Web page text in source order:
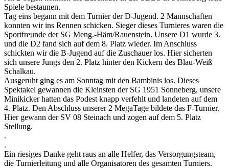
Spiele bestaunen.
Tag eins begann mit dem Turnier der D-Jugend. 2 Mannschaften
konnten wir ins Rennen schicken. Sieger dieses Turnieres waren die
Sportfreunde der SG Meng.-Häm/Rauenstein. Unsere D1 wurde 3.
und die D2 fand sich auf dem 8. Platz wieder. Im Anschluss
schickten wir die B-Jugend auf die Zuschauer los. Hier sicherten
sich unsere Jungs den 2. Platz hinter den Kickern des Blau-Weiß
Schalkau.
Ausgeruht ging es am Sonntag mit den Bambinis los. Dieses
Spektakel gewannen die Kleinsten der SG 1951 Sonneberg, unsere
Minikicker hatten das Podest knapp verfehlt und landeten auf dem
4. Platz. Den Abschluss unserer 2 MegaTage bildete das F-Turnier.
Hier gewann der SV 08 Steinach und zogen auf dem 5. Platz
Stellung.
.
.
Ein riesiges Danke geht raus an alle Helfer, das Versorgungsteam,
die Turnierleitung und alle Organisatoren des gesamten Turniers.